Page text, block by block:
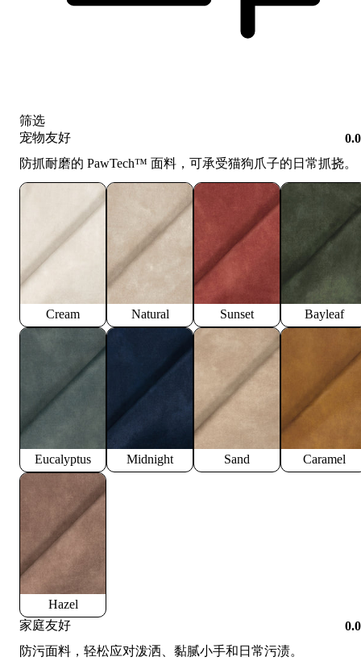
筛选
宠物友好
防抓耐磨的 PawTech™️ 面料，可承受猫狗爪子的日常抓挠。
Cream Natural Sunset Bayleaf
Eucalyptus Midnight Sand Caramel
Hazel
家庭友好
防污面料，轻松应对泼洒、黏腻小手和日常污渍。